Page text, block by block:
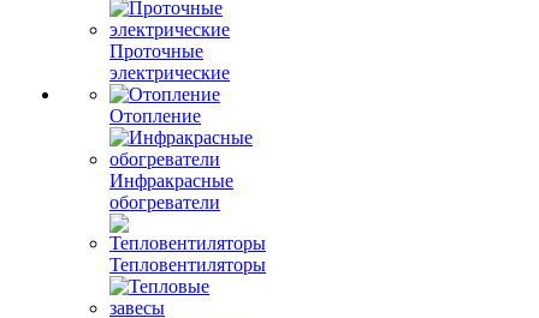
Проточные
электрические
Отопление
Инфракрасные
обогреватели
Тепловентиляторы